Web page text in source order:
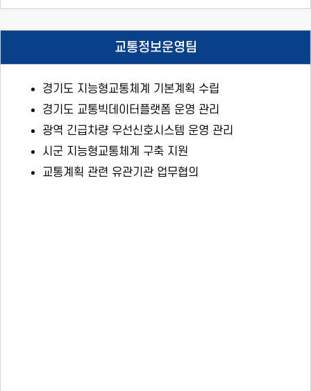
교통정보운영팀
경기도 지능형교통체계 기본계획 수립
경기도 교통빅데이터플랫폼 운영 관리
광역 긴급차량 우선신호시스템 운영 관리
시군 지능형교통체계 구축 지원
교통계획 관련 유관기관 업무협의